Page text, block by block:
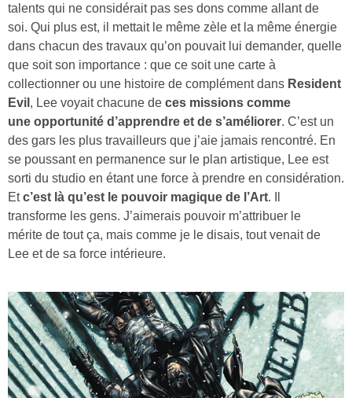
talents qui ne considérait pas ses dons comme allant de
soi. Qui plus est, il mettait le même zèle et la même énergie
dans chacun des travaux qu’on pouvait lui demander, quelle
que soit son importance : que ce soit une carte à
collectionner ou une histoire de complément dans Resident
Evil , Lee voyait chacune de ces missions comme
une opportunité d’apprendre et de s’améliorer. C’est un
des gars les plus travailleurs que j’aie jamais rencontré. En
se poussant en permanence sur le plan artistique, Lee est
sorti du studio en étant une force à prendre en considération.
Etc’est là qu’est le pouvoir magique de l’Art. Il
transforme les gens. J’aimerais pouvoir m’attribuer le
mérite de tout ça, mais comme je le disais, tout venait de
Lee et de sa force intérieure.